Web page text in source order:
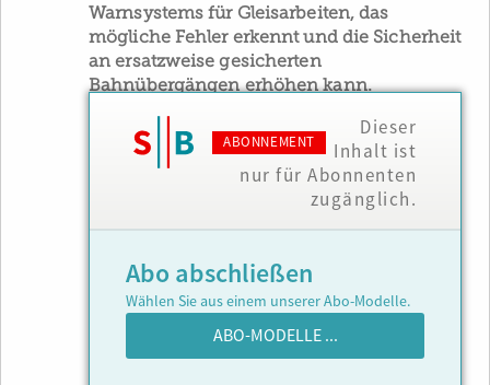
Warnsystems für Gleisarbeiten, das
mögliche Fehler erkennt und die Sicherheit
an ersatzweise gesicherten
Bahnübergängen erhöhen kann.
ABONNEMENT
Dieser
Inhalt ist
nur für Abonnenten
zugänglich.
Abo abschließen
Wählen Sie aus einem unserer Abo-Modelle.
ABO-MODELLE ...